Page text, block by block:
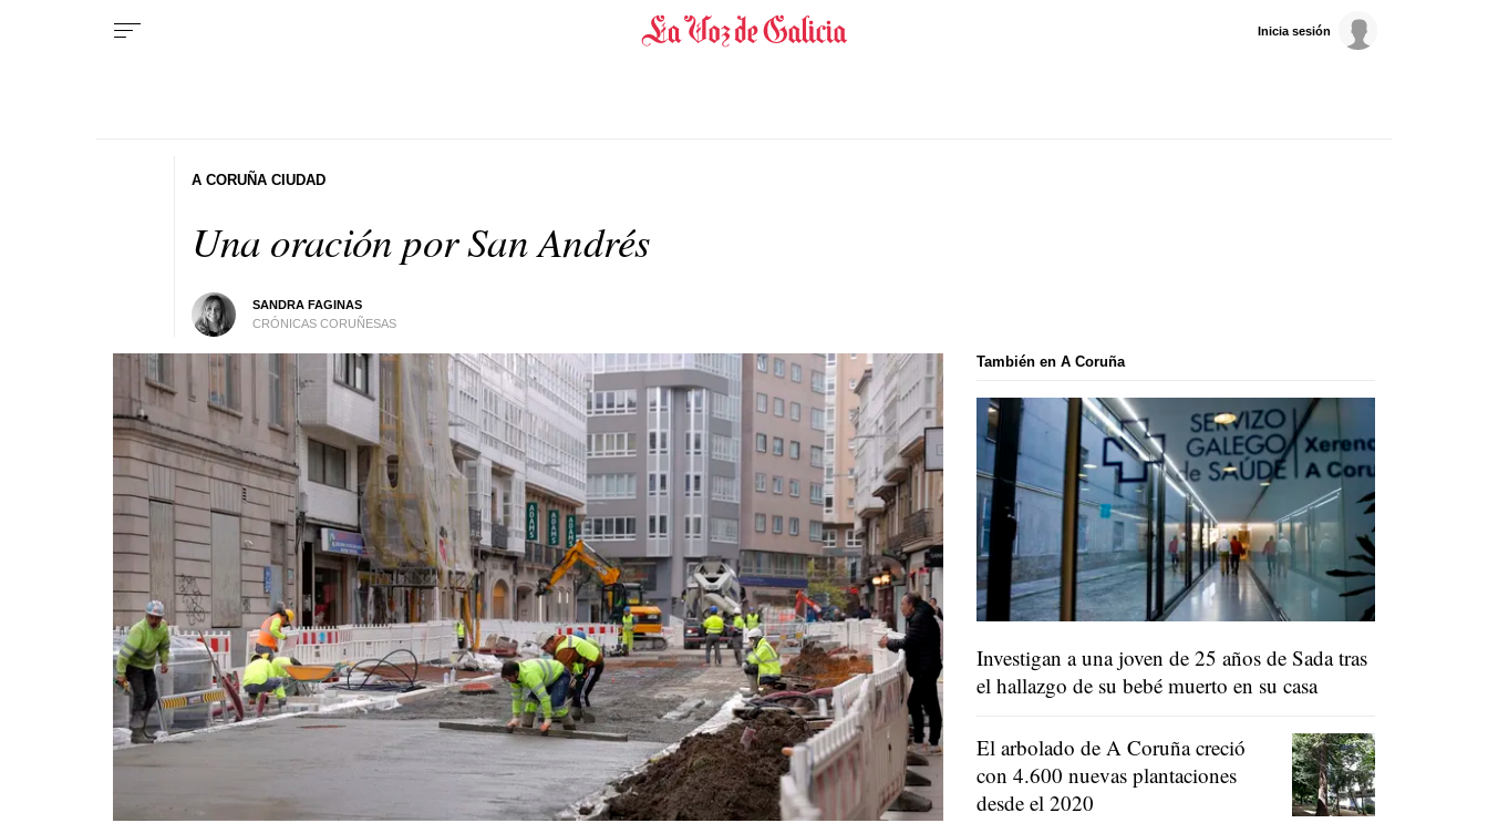
Inicia sesión
Una oración por San Andrés
SANDRA FAGINAS
CRÓNICAS CORUÑESAS
A CORUÑA CIUDAD
También en A Coruña
Investigan a una joven de 25 años de Sada tras
el hallazgo de su bebé muerto en su casa
El arbolado de A Coruña creció
con 4.600 nuevas plantaciones
desde el 2020